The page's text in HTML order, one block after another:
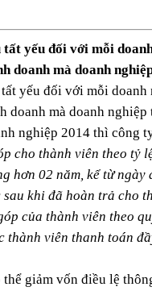
yếu đối với mỗi
doanh mà doanh
yếu đối với mỗi
mà doanh
nghiệp 2014 thì công
cho thành viên theo tỷ
hơn 02 năm, kể từ
khi đã hoàn trả cho
của thành viên theo
thành viên thanh toán
giảm vốn điều lệ